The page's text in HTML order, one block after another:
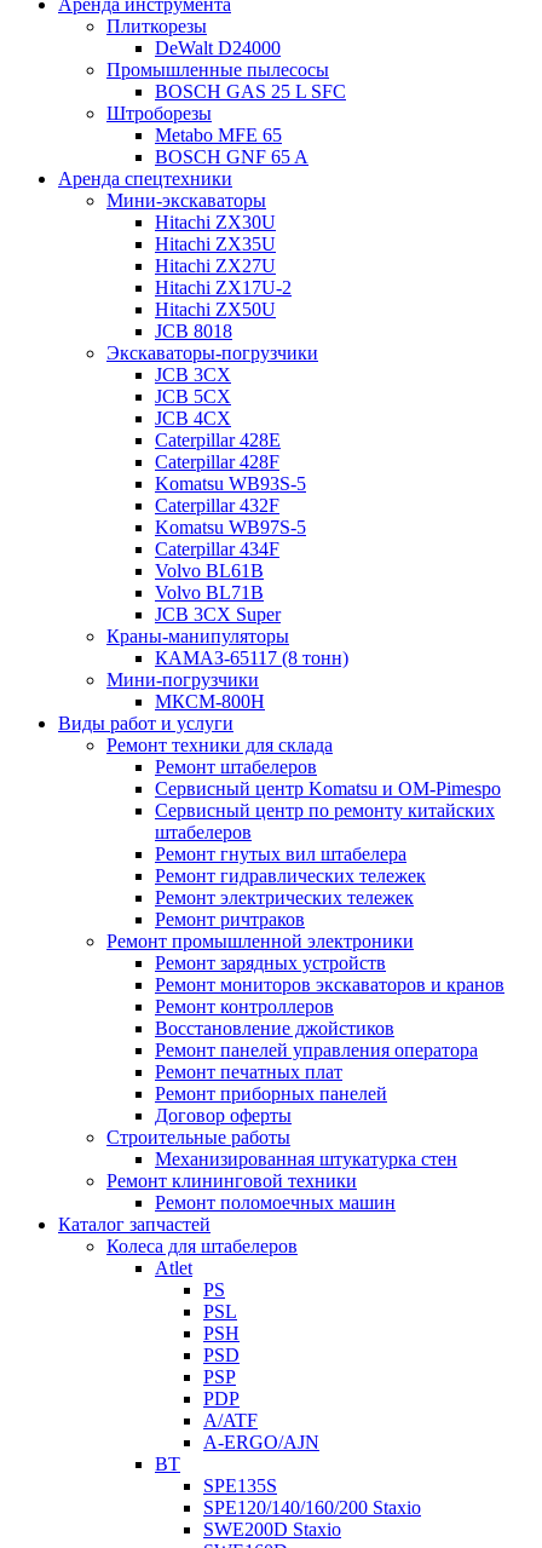
Плиткорезы
DeWalt D24000
Промышленные пылесосы
BOSCH GAS 25 L SFC
Штроборезы
Metabo MFE 65
BOSCH GNF 65 A
Аренда спецтехники
Мини-экскаваторы
Hitachi ZX30U
Hitachi ZX35U
Hitachi ZX27U
Hitachi ZX17U-2
Hitachi ZX50U
JCB 8018
Экскаваторы-погрузчики
JCB 3CX
JCB 5CX
JCB 4CX
Caterpillar 428E
Caterpillar 428F
Komatsu WB93S-5
Caterpillar 432F
Komatsu WB97S-5
Caterpillar 434F
Volvo BL61B
Volvo BL71B
JCB 3CX Super
Краны-манипуляторы
КАМАЗ-65117 (8 тонн)
Мини-погрузчики
МКСМ-800H
Виды работ и услуги
Ремонт техники для склада
Ремонт штабелеров
Сервисный центр Komatsu и OM-Pimespo
Сервисный центр по ремонту китайских
штабелеров
Ремонт гнутых вил штабелера
Ремонт гидравлических тележек
Ремонт электрических тележек
Ремонт ричтраков
Ремонт промышленной электроники
Ремонт зарядных устройств
Ремонт мониторов экскаваторов и кранов
Ремонт контроллеров
Восстановление джойстиков
Ремонт панелей управления оператора
Ремонт печатных плат
Ремонт приборных панелей
Договор оферты
Строительные работы
Механизированная штукатурка стен
Ремонт клининговой техники
Ремонт поломоечных машин
Каталог запчастей
Колеса для штабелеров
Atlet
PS
PSL
PSH
PSD
PSP
PDP
A/ATF
A-ERGO/AJN
BT
SPE135S
SPE120/140/160/200 Staxio
SWE200D Staxio